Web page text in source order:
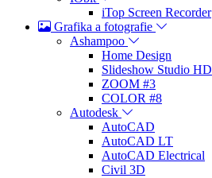
iTop Screen Recorder
Grafika a fotografie
Ashampoo
Home Design
Slideshow Studio HD
ZOOM #3
COLOR #8
Autodesk
AutoCAD
AutoCAD LT
AutoCAD Electrical
Civil 3D